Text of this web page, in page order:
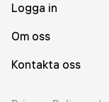
Logga in
Om oss
Kontakta oss